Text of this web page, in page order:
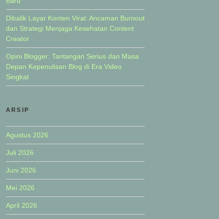
Dibalik Layar Konten Viral: Ancaman Burnout
dan Strategi Menjaga Kesehatan Content
Creator
Opini Blogger: Tantangan Serius dan Masa
Depan Kepenulisan Blog di Era Video
Singkat
ARSIP
Agustus 2026
Juli 2026
Juni 2026
Mei 2026
April 2026